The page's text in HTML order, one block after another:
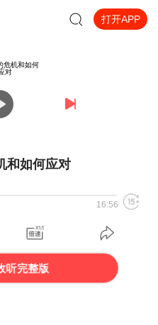
打开APP
和如何应对
16:56
听完整版